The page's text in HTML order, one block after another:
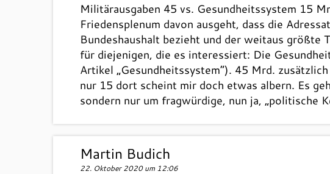
Militärausgaben 45 vs. Gesundheitssystem 15
Friedensplenum davon ausgeht, dass die
Bundeshaushalt bezieht und der weitaus größte
für diejenigen, die es interessiert: Die
Artikel „Gesundheitssystem“). 45 Mrd.
nur 15 dort scheint mir doch etwas albern. Es
sondern nur um fragwürdige, nun ja, „politische
Martin Budich
22. Oktober 2020 um 12:06